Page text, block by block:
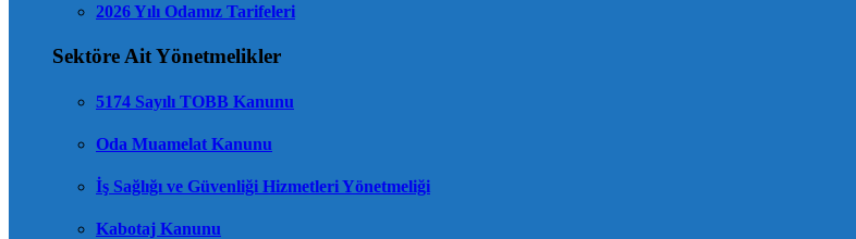
2026 Yılı Odamız Tarifeleri
Sektöre Ait Yönetmelikler
5174 Sayılı TOBB Kanunu
Oda Muamelat Kanunu
İş Sağlığı ve Güvenliği Hizmetleri Yönetmeliği
Kabotaj Kanunu